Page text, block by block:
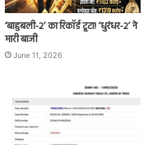
‘बाहुबली-2’ का रिकॉर्ड टूटा! ‘धुरंधर-2’ ने
मारी बाजी
June 11, 2026